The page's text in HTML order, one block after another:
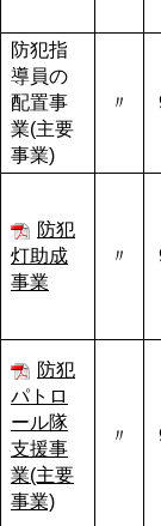
防犯指
導員の
配置事
業(主要
事業)
〃
防犯
灯助成
事業
〃
防犯
パトロ
ール隊
支援事
業(主要
事業)
〃